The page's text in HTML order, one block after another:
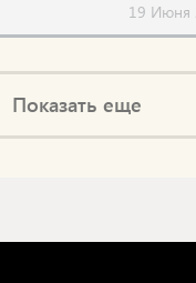
19 Июня
Показать еще